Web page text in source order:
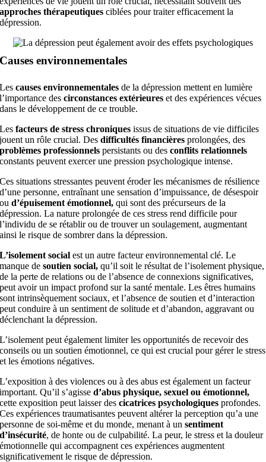
approches thérapeutiques ciblées pour traiter efficacement la
dépression.
Causes environnementales
Lescauses environnementales de la dépression mettent en lumière
l’importance descirconstances extérieureset des expériences vécues
dans le développement de ce trouble.
Lesfacteurs de stress chroniques issus de situations de vie difficiles
jouent un rôle crucial. Desdifficultés financièresprolongées, des
problèmes professionnels persistants ou desconflits relationnels
constants peuvent exercer une pression psychologique intense.
Ces situations stressantes peuvent éroder les mécanismes de résilience
d’une personne, entraînant une sensation d’impuissance, de désespoir
oud’épuisement émotionnel, qui sont des précurseurs de la
dépression. La nature prolongée de ces stress rend difficile pour
l’individu de se rétablir ou de trouver un soulagement, augmentant
ainsi le risque de sombrer dans la dépression.
L’isolement social est un autre facteur environnemental clé. Le
manque desoutien social,qu’il soit le résultat de l’isolement physique,
de la perte de relations ou de l’absence de connexions significatives,
peut avoir un impact profond sur la santé mentale. Les êtres humains
sont intrinsèquement sociaux, et l’absence de soutien et d’interaction
peut conduire à un sentiment de solitude et d’abandon, aggravant ou
déclenchant la dépression.
L’isolement peut également limiter les opportunités de recevoir des
conseils ou un soutien émotionnel, ce qui est crucial pour gérer le stress
et les émotions négatives.
L’exposition à des violences ou à des abus est également un facteur
important. Qu’il s’agissed’abus physique, sexuel ou émotionnel,
cette exposition peut laisser descicatrices psychologiquesprofondes.
Ces expériences traumatisantes peuvent altérer la perception qu’a une
personne de soi-même et du monde, menant à un sentiment
d’insécurité, de honte ou de culpabilité. La peur, le stress et la douleur
émotionnelle qui accompagnent ces expériences augmentent
significativement le risque de dépression.